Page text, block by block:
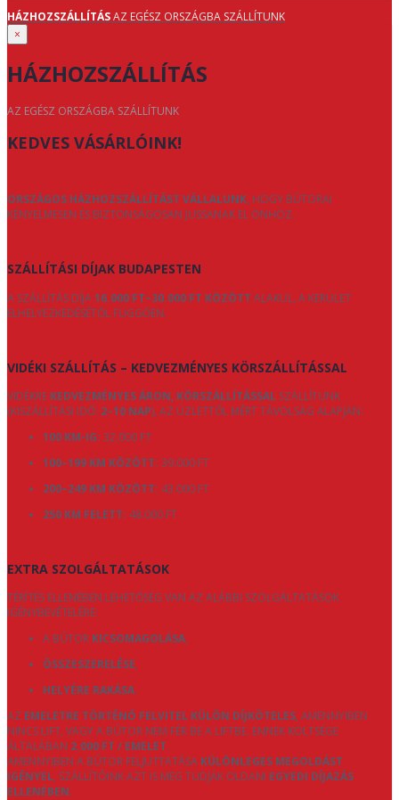
HÁZHOZSZÁLLÍTÁSAZ EGÉSZ ORSZÁGBA SZÁLLÍTUNK
×
HÁZHOZSZÁLLÍTÁS
AZ EGÉSZ ORSZÁGBA SZÁLLÍTUNK
KEDVES VÁSÁRLÓINK!
ORSZÁGOS HÁZHOZSZÁLLÍTÁST VÁLLALUNK, HOGY BÚTORAI
KÉNYELMESEN ÉS BIZTONSÁGOSAN JUSSANAK EL ÖNHÖZ.
SZÁLLÍTÁSI DÍJAK BUDAPESTEN
A SZÁLLÍTÁS DÍJA16.000 FT–30.000 FT KÖZÖTT ALAKUL, A KERÜLET
ELHELYEZKEDÉSÉTŐL FÜGGŐEN.
VIDÉKI SZÁLLÍTÁS – KEDVEZMÉNYES KÖRSZÁLLÍTÁSSAL
VIDÉKRE KEDVEZMÉNYES ÁRON, KÖRSZÁLLÍTÁSSAL SZÁLLÍTUNK
(KISZÁLLÍTÁSI IDŐ: 2–10 NAP), AZ ÜZLETTŐL MÉRT TÁVOLSÁG ALAPJÁN:
100 KM-IG: 32.000 FT
100–199 KM KÖZÖTT: 39.000 FT
200–249 KM KÖZÖTT: 43.000 FT
250 KM FELETT: 48.000 FT
EXTRA SZOLGÁLTATÁSOK
TÉRÍTÉS ELLENÉBEN LEHETŐSÉG VAN AZ ALÁBBI SZOLGÁLTATÁSOK
IGÉNYBEVÉTELÉRE:
A BÚTOR KICSOMAGOLÁSA,
ÖSSZESZERELÉSE,
HELYÉRE RAKÁSA.
AZ EMELETRE TÖRTÉNŐ FELVITEL KÜLÖN DÍJKÖTELES, AMENNYIBEN
NINCS LIFT, VAGY A BÚTOR NEM FÉR BE A LIFTBE. ENNEK KÖLTSÉGE
ÁLTALÁBAN 2.000 FT / EMELET.
AMENNYIBEN A BÚTOR FELJUTTATÁSA KÜLÖNLEGES MEGOLDÁST
IGÉNYEL, SZÁLLÍTÓINK AZT IS MEG TUDJÁK OLDANI EGYEDI DÍJAZÁS
ELLENÉBEN.